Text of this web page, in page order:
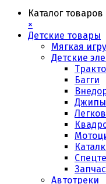
Каталог товаров
×
Детские товары
Мягкая
Детские
Багги
Джипы
Автотреки